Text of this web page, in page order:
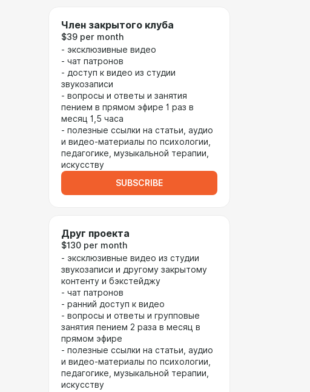
Член закрытого клуба
$39 per month
- эксклюзивные видео
- чат патронов
- доступ к видео из студии
звукозаписи
- вопросы и ответы и занятия
пением в прямом эфире 1 раз в
месяц 1,5 часа
- полезные ссылки на статьи, аудио
и видео-материалы по психологии,
педагогике, музыкальной терапии,
искусству
SUBSCRIBE
Друг проекта
$130 per month
- эксклюзивные видео из студии
звукозаписи и другому закрытому
контенту и бэкстейджу
- чат патронов
- ранний доступ к видео
- вопросы и ответы и групповые
занятия пением 2 раза в месяц в
прямом эфире
- полезные ссылки на статьи, аудио
и видео-материалы по психологии,
педагогике, музыкальной терапии,
искусству